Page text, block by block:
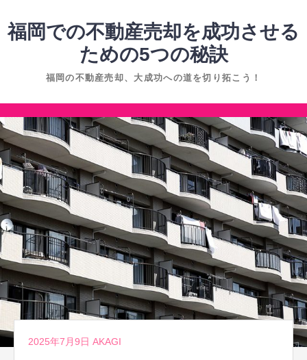
ン
へ
ス
キ
ッ
プ
福岡での不動産売却を成功させる
ための5つの秘訣
福岡の不動産売却、大成功への道を切り拓こう！
コ
ン
テ
ン
ツ
へ
ス
ッ
プ
2025年7月9日 AKAGI